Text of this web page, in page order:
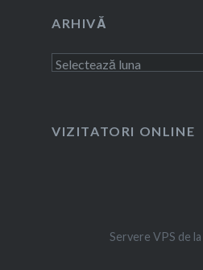
ARHIVĂ
Arhivă
VIZITATORI ONLINE
Servere VPS de la